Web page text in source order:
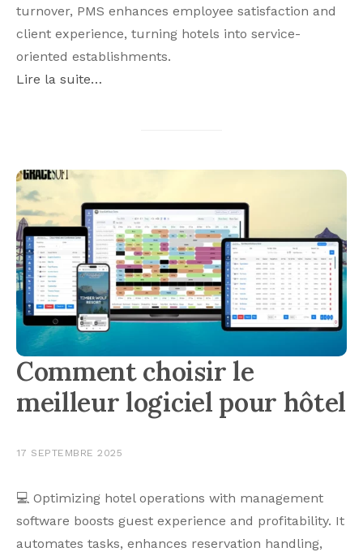
turnover, PMS enhances employee satisfaction and
client experience, turning hotels into service-
oriented establishments.
Lire la suite…
Comment choisir le
meilleur logiciel pour hôtel
17 SEPTEMBRE 2025
💻 Optimizing hotel operations with management
software boosts guest experience and profitability. It
automates tasks, enhances reservation handling,